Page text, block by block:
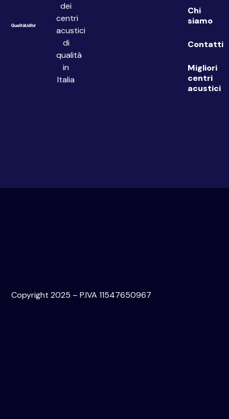
dei
centri
acustici
di
qualità
in
Italia
Chi
siamo
Contatti
Migliori
centri
acustici
Copyright 2025 – P.IVA 11547650967